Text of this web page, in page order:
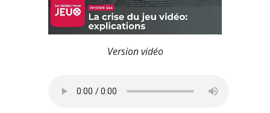
Version vidéo